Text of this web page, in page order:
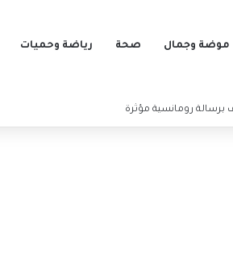
موضة وجمال صحة رياضة وحميات